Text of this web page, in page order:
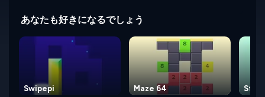
あなたも好きになるでしょう
Swipepi Maze 64